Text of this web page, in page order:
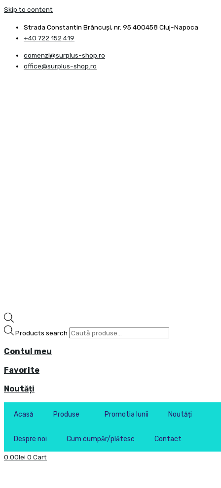
Skip to content
Strada Constantin Brâncuşi, nr. 95 400458 Cluj-Napoca
+40 722 152 419
comenzi@surplus-shop.ro
office@surplus-shop.ro
Products search
Contul meu
Favorite
Noutăți
Acasă Produse Promotia lunii Noutăți
Despre noi Cum cumpăr/plătesc Contact
0.00lei 0 Cart